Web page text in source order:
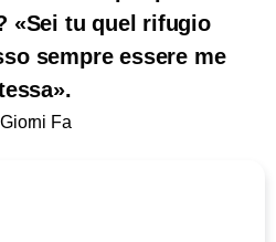
«Sei tu quel rifugio
sempre essere me
Fa